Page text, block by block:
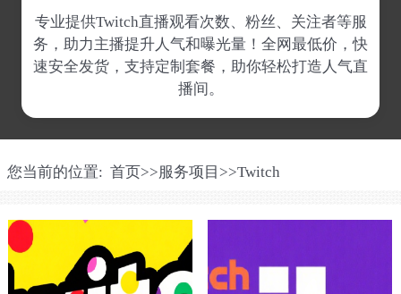
专业提供Twitch直播观看次数、粉丝、关注者等服
务，助力主播提升人气和曝光量！全网最低价，快
速安全发货，支持定制套餐，助你轻松打造人气直
播间。
您当前的位置:首页>>服务项目>>Twitch